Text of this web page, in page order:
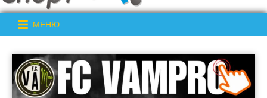
МЕНЮ